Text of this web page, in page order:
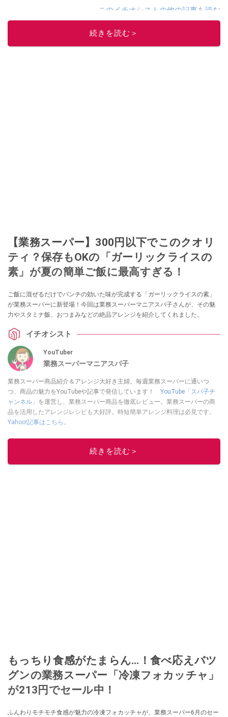
このイチオシストの他の記事を読む
続きを読む＞
【業務スーパー】300円以下でこのクオリ
ティ？保存もOKの「ガーリックライスの
素」が夏の簡単ご飯に最高すぎる！
ご飯に混ぜるだけでパンチの効いた味が完成する「ガーリックライスの素」
が業務スーパーに新登場！今回は業務スーパーマニアスパ子さんが、その魅
力やスタミナ飯、おつまみなどの絶品アレンジを紹介してくれました。
イチオシスト
YouTuber
業務スーパーマニアスパ子
業務スーパー商品紹介＆アレンジ大好き主婦。毎週業務スーパーに通いつ
つ、商品の魅力をYouTubeや記事で発信しています！ YouTube「スパ子チ
ャンネル」 を運営し、業務スーパー商品を徹底レビュー。業務スーパーの商
品を活用したアレンジレシピも大好評。時短簡単アレンジ料理は必見です。
Yahoo!記事はこちら。
このイチオシストの他の記事を読む
続きを読む＞
もっちり食感がたまらん…！食べ応えバツ
グンの業務スーパー「冷凍フォカッチャ」
が213円でセール中！
ふんわりモチモチ食感が魅力の冷凍フォカッチャが、業務スーパー6月のセー